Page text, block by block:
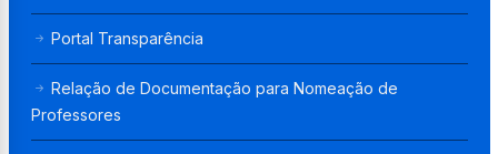
Portal Transparência
Relação de Documentação para Nomeação de
Professores